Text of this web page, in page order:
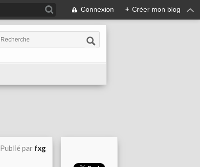
Connexion + Créer mon blog
Publié par fxg